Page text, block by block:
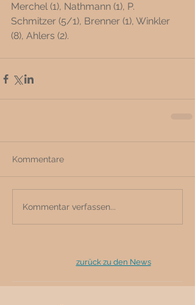
Merchel (1), Nathmann (1), P.
Schmitzer (5/1), Brenner (1), Winkler
(8), Ahlers (2).
Kommentare
Kommentar verfassen...
zurück zu den News